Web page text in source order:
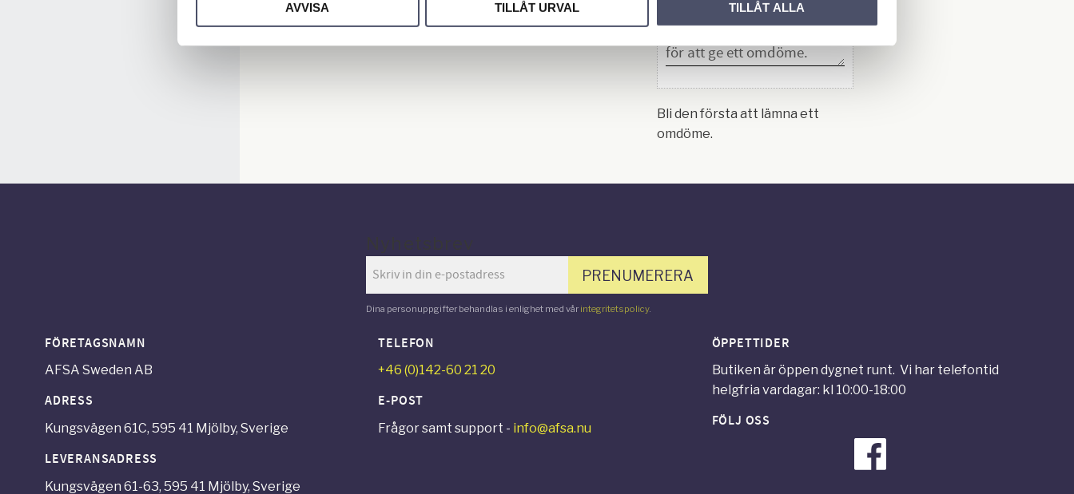
AVVISA TILLÅT URVAL TILLÅT ALLA
Bli den första att lämna ett
omdöme.
PRENUMERERA
Dina personuppgifter behandlas i enlighet med vår integritetspolicy.
FÖRETAGSNAMN
AFSA Sweden AB
ADRESS
Kungsvägen 61C, 595 41 Mjölby, Sverige
LEVERANSADRESS
Kungsvägen 61-63, 595 41 Mjölby, Sverige
TELEFON
+46 (0)142-60 21 20
E-POST
Frågor samt support - info@afsa.nu
ÖPPETTIDER
Butiken är öppen dygnet runt. Vi har telefontid
helgfria vardagar: kl 10:00-18:00
FÖLJ OSS